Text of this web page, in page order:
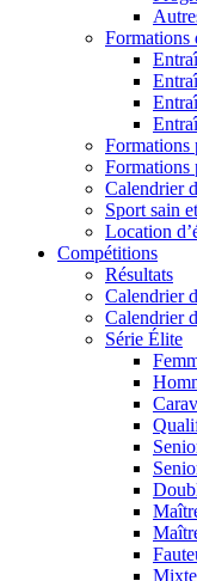
Formations
Formations
Formations
Calendrier
Sport sain
Location
Compétitions
Résultats
Calendrier
Calendrier
Série Élite
Mixte